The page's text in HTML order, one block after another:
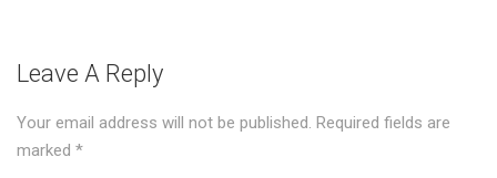
Leave A Reply
Your email address will not be published. Required fields are
marked *